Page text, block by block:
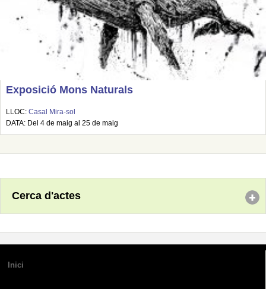
Exposició Mons Naturals
LLOC: Casal Mira-sol
DATA: Del 4 de maig al 25 de maig
Cerca d'actes
Inici